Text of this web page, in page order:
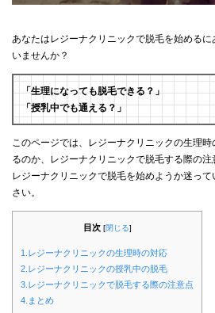
あなたはレジーナクリニックで脱毛を始める
いませんか？
「生理になっても脱毛できる？」
「授乳中でも通える？」
このページでは、レジーナクリニックの生理
るのか、レジーナクリニックで脱毛する際の注
レジーナクリニックで脱毛を始めようか迷っ
さい。
目次 [閉じる]
1.レジーナクリニックの生理時の対応
2.レジーナクリニックの授乳中の脱毛
3.レジーナクリニックで脱毛する際の注意点
4.まとめ